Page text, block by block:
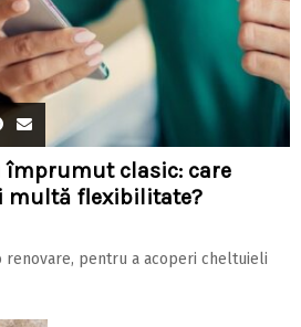
împrumut clasic: care
multă flexibilitate?
renovare, pentru a acoperi cheltuieli